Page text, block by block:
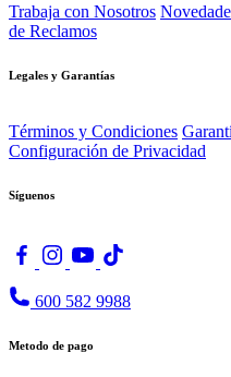
Trabaja con Nosotros
de Reclamos
Legales y Garantías
Términos y Condiciones
Configuración de Privacidad
Síguenos
600 582 9988
Metodo de pago